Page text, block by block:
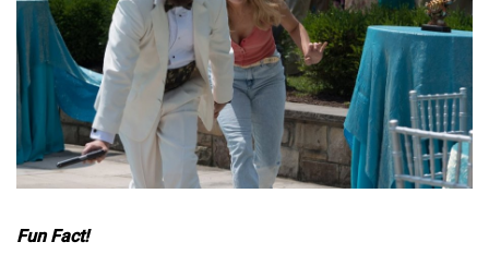
Fun Fact!